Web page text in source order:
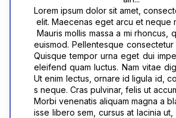
Lorem ipsum dolor sit amet,
elit. Maecenas eget arcu et neque
Mauris mollis massa a mi rhoncus,
euismod. Pellentesque consectetur
agna vitae viverra. Quisque
end. Nulla commodo ullamcorper
que urna aliquet vel. Suspendisse
um tempus interdum urna, non
natis in. Suspendisse mollis nunc et
at. Donec pharetra lectus at nunc
Quisque tempor urna eget dui
eleifend quam luctus. Nam vitae
Ut enim lectus, ornare id ligula id,
s neque. Cras pulvinar, felis ut
neque lacus luctus enim, vitae
nisl. Etiam fringilla sem quam, vel
Morbi venenatis aliquam magna a
isse libero sem, cursus at lacinia